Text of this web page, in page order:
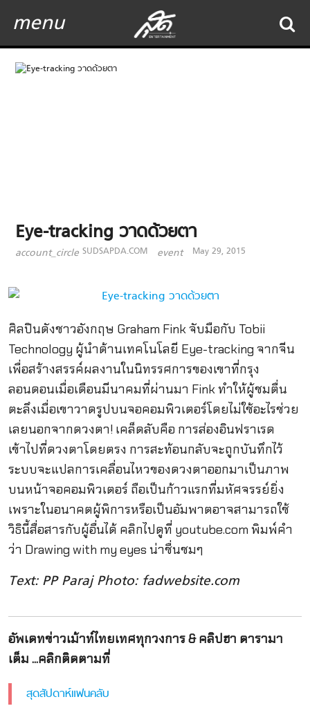
menu
Eye-tracking วาดด้วยตา
account_circle SUDSAPDA.COM event May 29, 2015
ศิลปินดังชาวอังกฤษ Graham Fink จับมือกับ Tobii
Technology ผู้นำด้านเทคโนโลยี Eye-tracking จากจีน
เพื่อสร้างสรรค์ผลงานในนิทรรศการของเขาที่กรุง
ลอนดอนเมื่อเดือนมีนาคมที่ผ่านมา Fink ทำให้ผู้ชมตื่น
ตะลึงเมื่อเขาวาดรูปบนจอคอมพิวเตอร์โดยไม่ใช้อะไรช่วย
เลยนอกจากดวงตา! เคล็ดลับคือ การส่องอินฟราเรด
เข้าไปที่ดวงตาโดยตรง การสะท้อนกลับจะถูกบันทึกไว้
ระบบจะแปลการเคลื่อนไหวของดวงตาออกมาเป็นภาพ
บนหน้าจอคอมพิวเตอร์ ถือเป็นก้าวแรกที่มหัศจรรย์ยิ่ง
เพราะในอนาคตผู้พิการหรือเป็นอัมพาตอาจสามารถใช้
วิธินี้สื่อสารกับผู้อื่นได้ คลิกไปดูที่ youtube.com พิมพ์คำ
ว่า Drawing with my eyes น่าชื่นชมๆ
Text: PP Paraj Photo: fadwebsite.com
อัพเดทข่าวเม้าท์ไทยเทศทุกวงการ & คลิปฮา ดารามา
เต็ม ...คลิกติดตามที่
สุดสัปดาห์แฟนคลับ